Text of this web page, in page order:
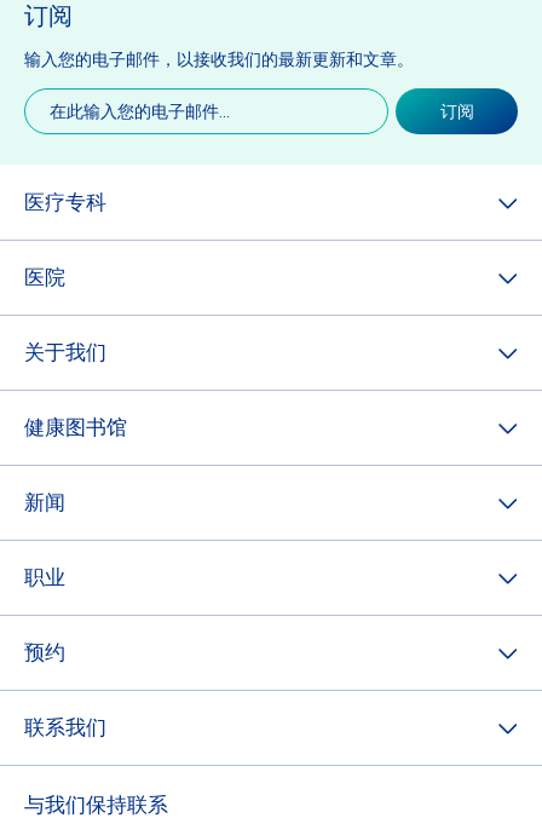
订阅
输入您的电子邮件，以接收我们的最新更新和文章。
电
子
邮
件
填)
订阅
医疗专科
医院
关于我们
健康图书馆
新闻
职业
预约
联系我们
与我们保持联系